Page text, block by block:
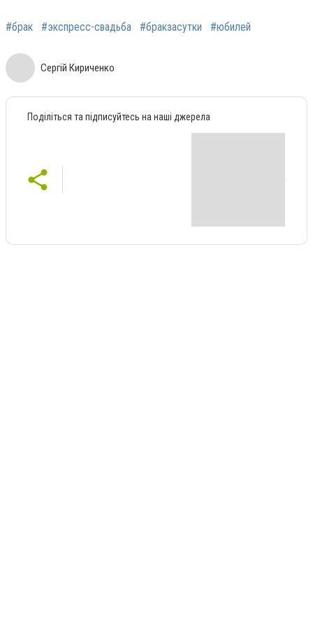
#брак #экспресс-свадьба #бракзасутки #юбилей
Сергій Кириченко
Поділіться та підписуйтесь на наші джерела